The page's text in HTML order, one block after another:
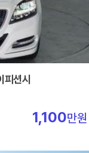
션시
1,100만원